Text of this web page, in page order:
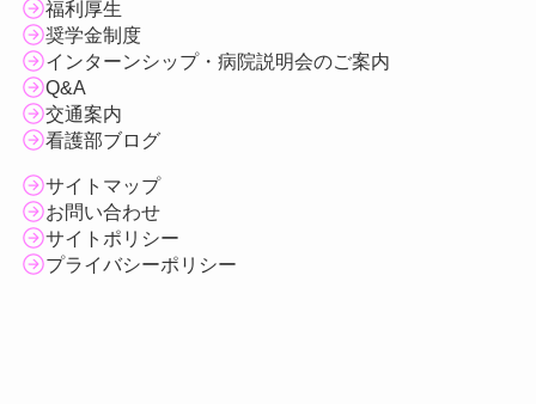
福利厚生
奨学金制度
インターンシップ・病院説明会のご案内
Q&A
交通案内
看護部ブログ
サイトマップ
お問い合わせ
サイトポリシー
プライバシーポリシー